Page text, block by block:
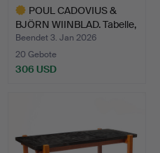
POUL CADOVIUS &
BJÖRN WIINBLAD. Tabelle,
„…
Beendet 3. Jan 2026
20 Gebote
306 USD